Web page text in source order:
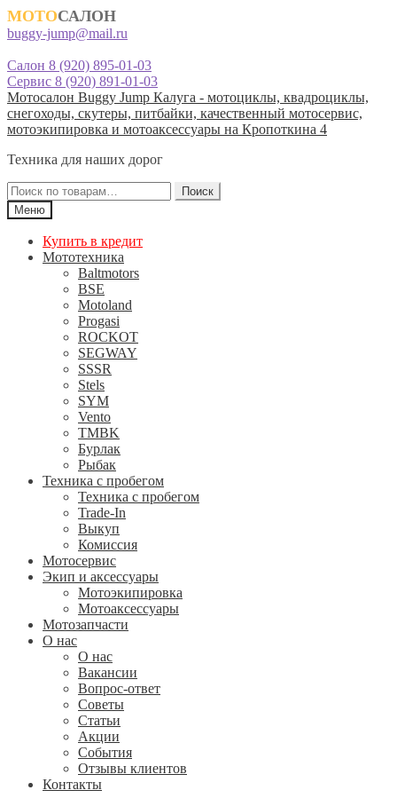
МОТОСАЛОН
buggy-jump@mail.ru
Салон 8 (920) 895-01-03
Сервис 8 (920) 891-01-03
Перейти
к
навигации
Перейти
к
содержимому
Мотосалон Buggy Jump Калуга - мотоциклы, квадроциклы,
снегоходы, скутеры, питбайки, качественный мотосервис,
мотоэкипировка и мотоаксессуары на Кропоткина 4
Техника для наших дорог
Искать:
Поиск
Меню
Купить в кредит
Мототехника
Baltmotors
BSE
Motoland
Progasi
ROCKOT
SEGWAY
SSSR
Stels
SYM
Vento
TMBK
Бурлак
Рыбак
Техника с пробегом
Техника с пробегом
Trade-In
Выкуп
Комиссия
Мотосервис
Экип и аксессуары
Мотоэкипировка
Мотоаксессуары
Мотозапчасти
О нас
О нас
Вакансии
Вопрос-ответ
Советы
Статьи
Акции
События
Отзывы клиентов
Контакты